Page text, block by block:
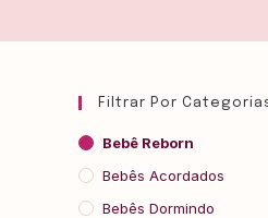
Filtrar Por
Bebê Reborn
Bebês Acordados
Bebês Dormindo